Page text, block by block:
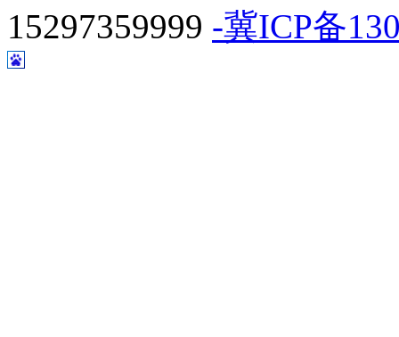
15297359999 -冀ICP备